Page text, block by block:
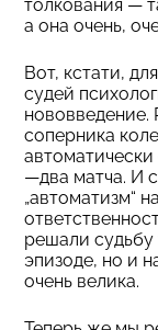
толкования —
а она очень,
Вот, кстати,
судей
нововведение.
соперника
—два матча. И
„автоматизм“
решали судьбу
эпизоде, но и
очень велика.